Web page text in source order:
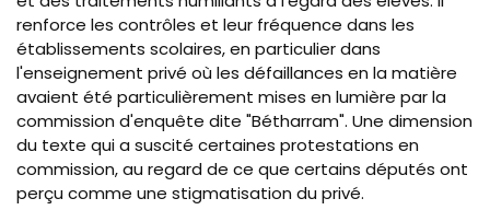
renforce les contrôles et leur fréquence dans les
établissements scolaires, en particulier dans
l'enseignement privé où les défaillances en la matière
avaient été particulièrement mises en lumière par la
commission d'enquête dite "Bétharram". Une dimension
du texte qui a suscité certaines protestations en
commission, au regard de ce que certains députés ont
perçu comme une stigmatisation du privé.